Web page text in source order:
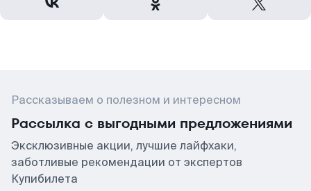
Рассказываем о полезном и интересном
Рассылка с выгодными предложениями
Эксклюзивные акции, лучшие лайфхаки,
заботливые рекомендации от экспертов
Купибилета